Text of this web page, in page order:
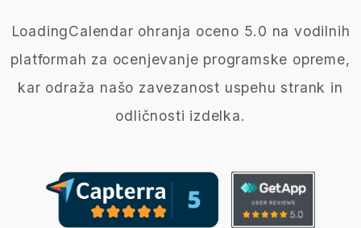
LoadingCalendar ohranja oceno 5.0 na vodilnih
platformah za ocenjevanje programske opreme,
kar odraža našo zavezanost uspehu strank in
odličnosti izdelka.